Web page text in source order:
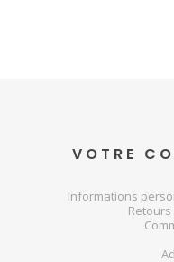
VOTRE
Informations